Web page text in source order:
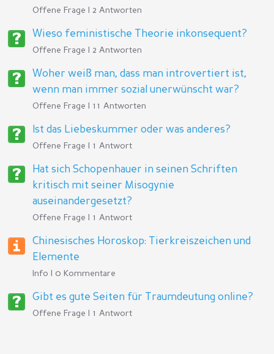
Offene Frage | 2 Antworten
Wieso feministische Theorie inkonsequent?
Offene Frage | 2 Antworten
Woher weiß man, dass man introvertiert ist,
wenn man immer sozial unerwünscht war?
Offene Frage | 11 Antworten
Ist das Liebeskummer oder was anderes?
Offene Frage | 1 Antwort
Hat sich Schopenhauer in seinen Schriften
kritisch mit seiner Misogynie
auseinandergesetzt?
Offene Frage | 1 Antwort
Chinesisches Horoskop: Tierkreiszeichen und
Elemente
Info | 0 Kommentare
Gibt es gute Seiten für Traumdeutung online?
Offene Frage | 1 Antwort